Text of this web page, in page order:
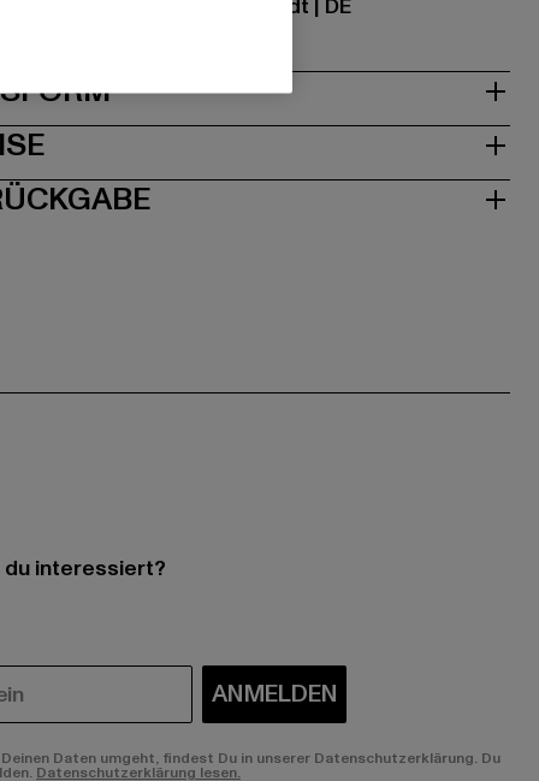
7 | 64372 Ober-Ramstadt | DE
PASSFORM
interessiert?
ANMELDEN
Daten umgeht, findest Du in unserer Datenschutzerklärung. Du
Datenschutzerklärung lesen.